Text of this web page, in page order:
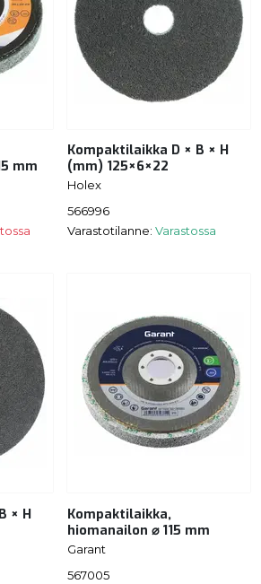
mm
Kompaktilaikka D × B × H
(mm) 125×6×22
Holex
566996
Varastotilanne: Varastossa
× H
Kompaktilaikka,
hiomanailon ⌀ 115 mm
Garant
567005